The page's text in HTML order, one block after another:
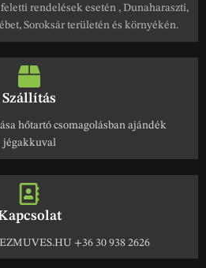
rendelések esetén , Dunaharaszti,
Soroksár területén és környékén.
Szállítás
hőtartó csomagolásban ajándék
jégakkuval
+36 30 938 2626